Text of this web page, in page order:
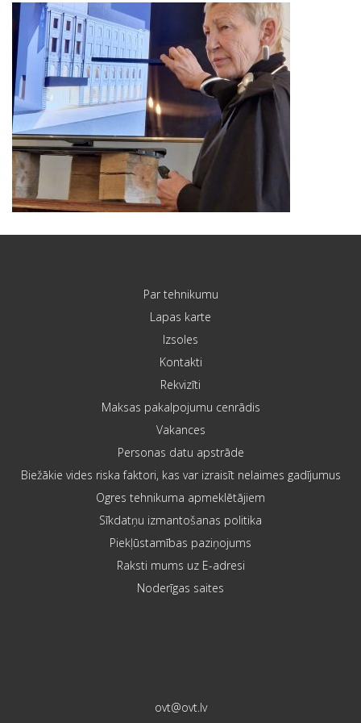
Par tehnikumu
Lapas karte
Izsoles
Kontakti
Rekvizīti
Maksas pakalpojumu cenrādis
Vakances
Personas datu apstrāde
Biežākie vides riska faktori, kas var izraisīt nelaimes gadījumus
Ogres tehnikuma apmeklētājiem
Sīkdatņu izmantošanas politika
Piekļūstamības paziņojums
Raksti mums uz E-adresi
Noderīgas saites
ovt@ovt.lv